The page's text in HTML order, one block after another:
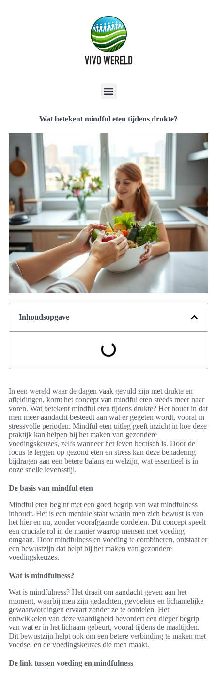
Wat betekent mindful eten tijdens drukte?
Inhoudsopgave
In een wereld waar de dagen vaak gevuld zijn met drukte en
afleidingen, komt het concept van mindful eten steeds meer naar
voren. Wat betekent mindful eten tijdens drukte? Het houdt in dat
men meer aandacht besteedt aan wat er gegeten wordt, vooral in
stressvolle perioden. Mindful eten uitleg geeft inzicht in hoe deze
praktijk kan helpen bij het maken van gezondere
voedingskeuzes, zelfs wanneer het leven hectisch is. Door de
focus te leggen op gezond eten en stress kan deze benadering
bijdragen aan een betere balans en welzijn, wat essentieel is in
onze snelle levensstijl.
De basis van mindful eten
Mindful eten begint met een goed begrip van wat mindfulness
inhoudt. Het is een mentale staat waarin men zich bewust is van
het hier en nu, zonder voorafgaande oordelen. Dit concept speelt
een cruciale rol in de manier waarop mensen met voeding
omgaan. Door mindfulness en voeding te combineren, ontstaat er
een bewustzijn dat helpt bij het maken van gezondere
voedingskeuzes.
Wat is mindfulness?
Wat is mindfulness? Het draait om aandacht geven aan het
moment, waarbij men zijn gedachten, gevoelens en lichamelijke
gewaarwordingen ervaart zonder ze te oordelen. Het
ontwikkelen van deze vaardigheid bevordert een dieper begrip
van wat er in het lichaam gebeurt, vooral tijdens de maaltijden.
Dit bewustzijn helpt ook om een betere verbinding te maken met
voedsel en de voedingskeuzes die men maakt.
De link tussen voeding en mindfulness